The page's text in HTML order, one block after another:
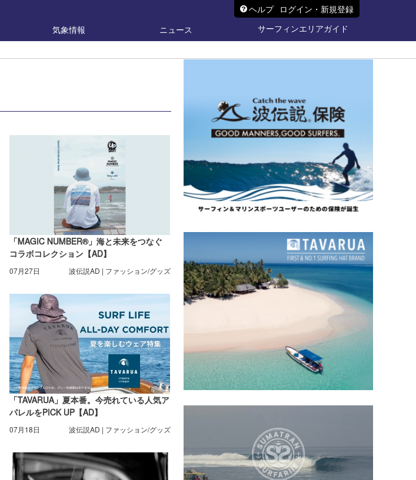
ヘルプ ログイン・新規登録
気象情報 ニュース
サーフィンエリアガイド
「MAGIC NUMBER®」海と未来をつなぐ
コラボコレクション【AD】
07月27日 波伝説AD | ファッション/グッズ
「TAVARUA」夏本番。今売れている人気ア
パレルをPICK UP【AD】
07月18日 波伝説AD | ファッション/グッズ